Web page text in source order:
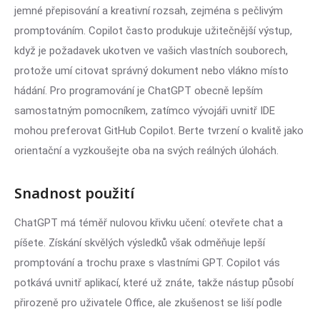
jemné přepisování a kreativní rozsah, zejména s pečlivým
promptováním. Copilot často produkuje užitečnější výstup,
když je požadavek ukotven ve vašich vlastních souborech,
protože umí citovat správný dokument nebo vlákno místo
hádání. Pro programování je ChatGPT obecně lepším
samostatným pomocníkem, zatímco vývojáři uvnitř IDE
mohou preferovat GitHub Copilot. Berte tvrzení o kvalitě jako
orientační a vyzkoušejte oba na svých reálných úlohách.
Snadnost použití
ChatGPT má téměř nulovou křivku učení: otevřete chat a
píšete. Získání skvělých výsledků však odměňuje lepší
promptování a trochu praxe s vlastními GPT. Copilot vás
potkává uvnitř aplikací, které už znáte, takže nástup působí
přirozeně pro uživatele Office, ale zkušenost se liší podle